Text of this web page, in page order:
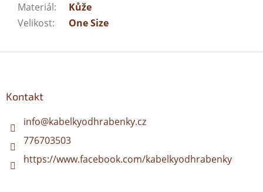
Materiál:
Kůže
Velikost: One Size
Kontakt
info@kabelkyodhrabenky.cz
776703503
https://www.facebook.com/kabelkyodhrabenky